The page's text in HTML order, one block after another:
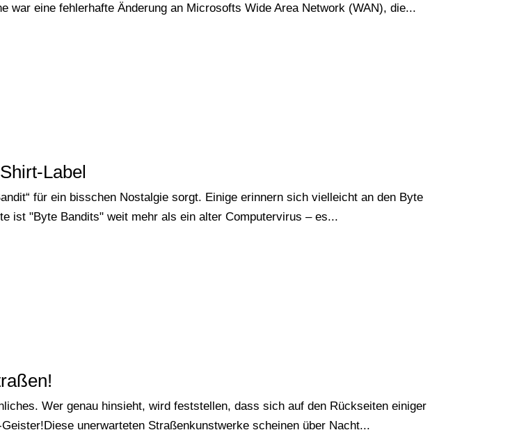
war eine fehlerhafte Änderung an Microsofts Wide Area Network (WAN), die...
Label
für ein bisschen Nostalgie sorgt. Einige erinnern sich vielleicht an den Byte
ist "Byte Bandits" weit mehr als ein alter Computervirus – es...
Wer genau hinsieht, wird feststellen, dass sich auf den Rückseiten einiger
unerwarteten Straßenkunstwerke scheinen über Nacht...